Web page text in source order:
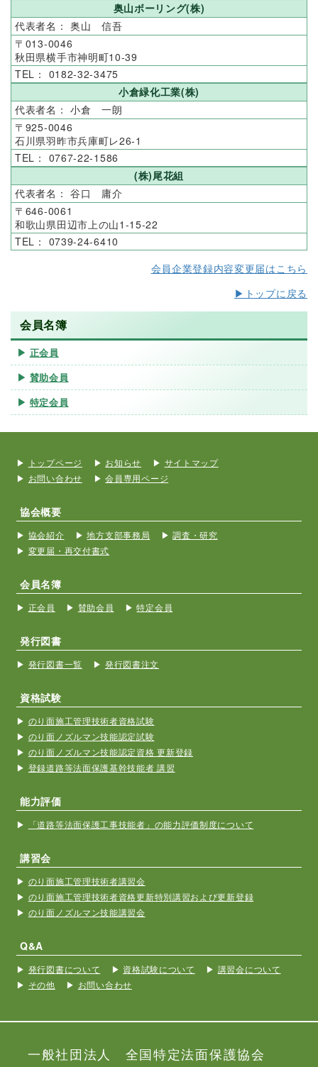
奥山ボーリング(株)
奥山 信吾
013-0046
秋田県横手市神明町10-39
0182-32-3475
小倉緑化工業(株)
小倉 一朗
925-0046
石川県羽昨市兵庫町レ26-1
0767-22-1586
(株)尾花組
谷口 庸介
646-0061
和歌山県田辺市上の山1-15-22
0739-24-6410
会員企業登録内容変更届はこちら
▶トップに戻る
会員名簿
正会員
賛助会員
特定会員
トップページ お知らせ
サイトマップ
お問い合わせ
会員専用ページ
協会概要
協会紹介 地方支部事務局
調査・研究
変更届・再交付書式
会員名簿
正会員 賛助会員 特定会員
発行図書
発行図書一覧 発行図書注文
資格試験
のり面施工管理技術者資格試験
のり面ノズルマン技能認定試験
のり面ノズルマン技能認定資格 更新登録
登録道路等法面保護基幹技能者 講習
能力評価
「道路等法面保護工事技能者」の能力評価制度について
講習会
のり面施工管理技術者講習会
のり面施工管理技術者資格更新特別講習および更新登録
のり面ノズルマン技能講習会
Q&A
発行図書について 資格試験について
講習会について
その他
お問い合わせ
一般社団法人 全国特定法面保護協会